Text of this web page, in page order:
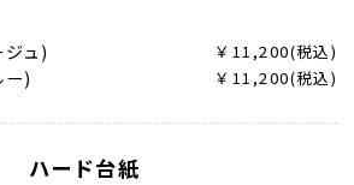
ュ) ￥11,200(税込)
) ￥11,200(税込)
ハード台紙